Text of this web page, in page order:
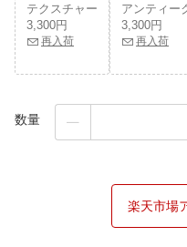
テクスチャー
3,300円
再入荷
アンティー
3,300円
再入荷
数量
楽天市場